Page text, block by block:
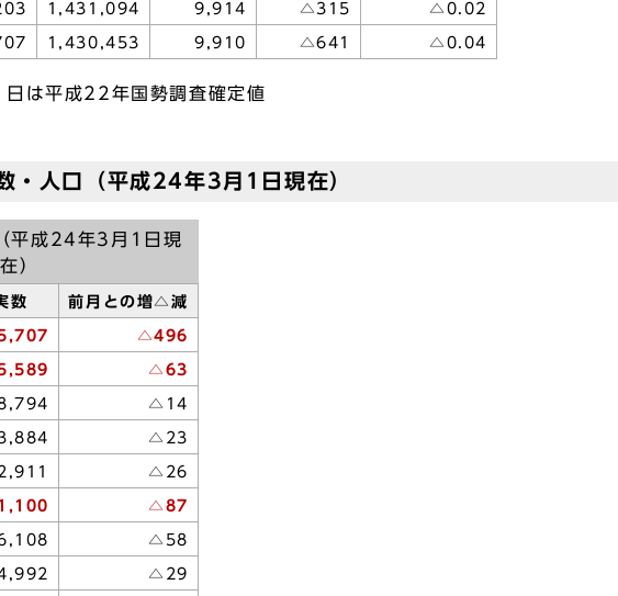
1,431,094 9,914 △315 △0.02
1,430,453 9,910 △641 △0.04
は平成22年国勢調査確定値
・人口（平成24年3月1日現在）
平成24年3月1日現
在）
数 前月との増△減
△496
△63
△14
△23
△26
△87
△58
△29